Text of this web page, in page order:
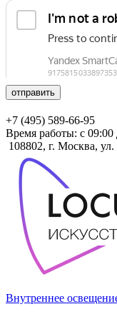
отправить
+7 (495) 589-66-95
Время работы: с 09:00
108802, г. Москва,
Внутреннее